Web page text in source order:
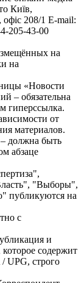
Київ,
208/1 E-mail:
205-43-00
на
на
«Новости
– обязательна
гиперссылка.
от
материалов.
должна быть
абзаце
"Выборы",
публикуются на
с
и
содержит
UPG, строго